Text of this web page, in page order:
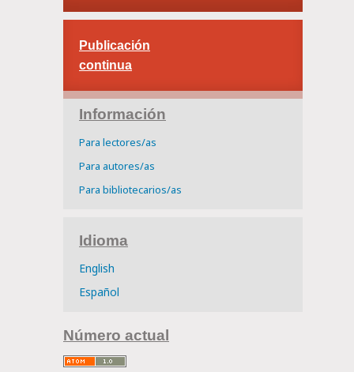
Publicación
continua
Información
Para lectores/as
Para autores/as
Para bibliotecarios/as
Idioma
English
Español
Número actual